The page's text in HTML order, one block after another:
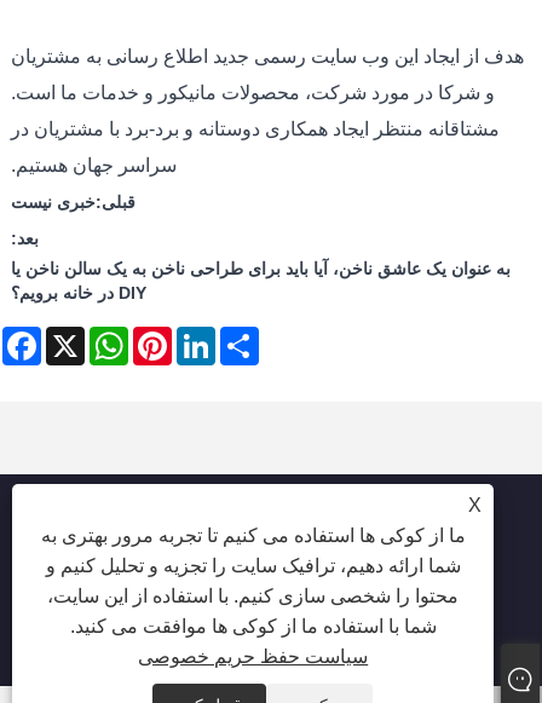
هدف از ایجاد این وب سایت رسمی جدید اطلاع رسانی به مشتریان
و شرکا در مورد شرکت، محصولات مانیکور و خدمات ما است.
مشتاقانه منتظر ایجاد همکاری دوستانه و برد-برد با مشتریان در
سراسر جهان هستیم.
قبلی:خبری نیست
بعد:
به عنوان یک عاشق ناخن، آیا باید برای طراحی ناخن به یک سالن ناخن یا
DIY در خانه برویم؟
X
WhatsAppPinterestLinkedInShare
X
ما از کوکی ها استفاده می کنیم تا تجربه مرور بهتری به
شما ارائه دهیم، ترافیک سایت را تجزیه و تحلیل کنیم و
محتوا را شخصی سازی کنیم. با استفاده از این سایت،
شما با استفاده ما از کوکی ها موافقت می کنید.
سیاست حفظ حریم خصوصی
لامپ ناخن ، مته ناخن ، جمع کننده گرد و غبار ناخن - کلیه حقوق
محفوظ است.